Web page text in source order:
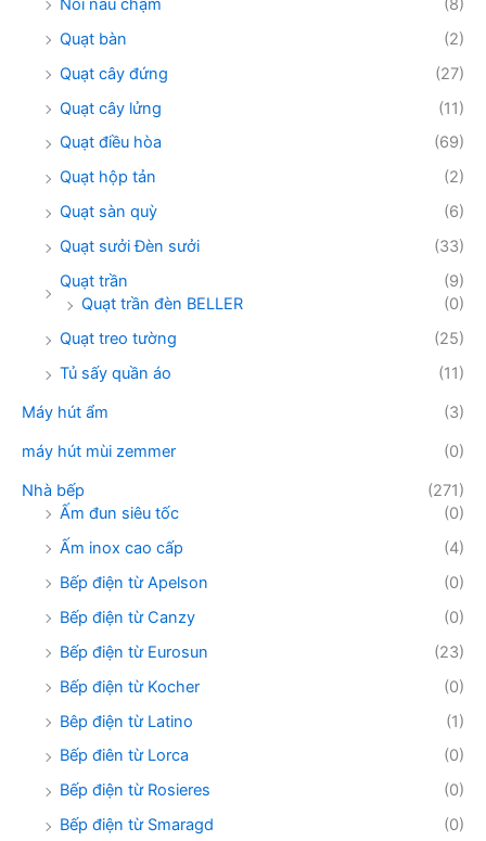
Nồi nấu chậm
(8)
Quạt bàn
(2)
Quạt cây đứng
(27)
Quạt cây lửng
(11)
Quạt điều hòa
(69)
Quạt hộp tản
(2)
Quạt sàn quỳ
(6)
Quạt sưởi Đèn sưởi
(33)
Quạt trần
(9)
Quạt trần đèn BELLER
(0)
Quạt treo tường
(25)
Tủ sấy quần áo
(11)
Máy hút ẩm
(3)
máy hút mùi zemmer
(0)
Nhà bếp
(271)
Ấm đun siêu tốc
(0)
Ấm inox cao cấp
(4)
Bếp điện từ Apelson
(0)
Bếp điện từ Canzy
(0)
Bếp điện từ Eurosun
(23)
Bếp điện từ Kocher
(0)
Bêp điện từ Latino
(1)
Bếp điên từ Lorca
(0)
Bếp điện từ Rosieres
(0)
Bếp điện từ Smaragd
(0)